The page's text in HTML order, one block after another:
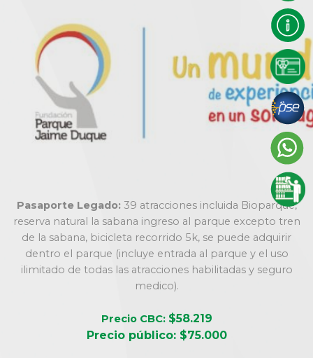
Pasaporte Legado:39 atracciones incluida Bioparque,
reserva natural la sabana ingreso al parque excepto tren
de la sabana, bicicleta recorrido 5k, se puede adquirir
dentro el parque (incluye entrada al parque y el uso
ilimitado de todas las atracciones habilitadas y seguro
medico).
Precio CBC: $58.219
Precio público: $75.000